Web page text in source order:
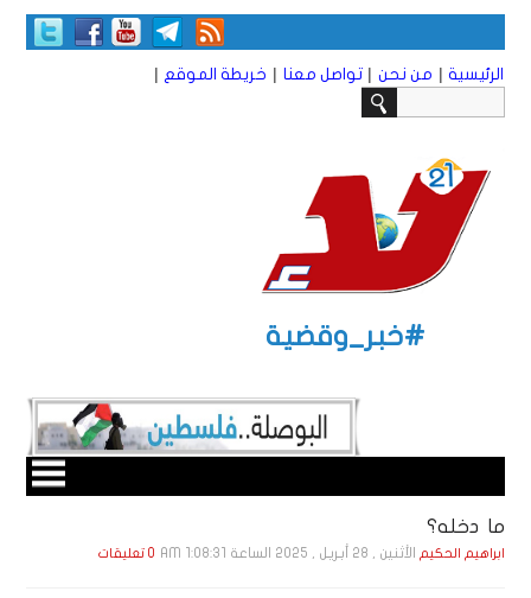
الرئيسية | من نحن | تواصل معنا | خريطة الموقع |
#خبر_وقضية
ما دخله؟
ابراهيم الحكيم الأثنين , 28 أبـريـل , 2025 الساعة 1:08:31 AM 0 تعليقات